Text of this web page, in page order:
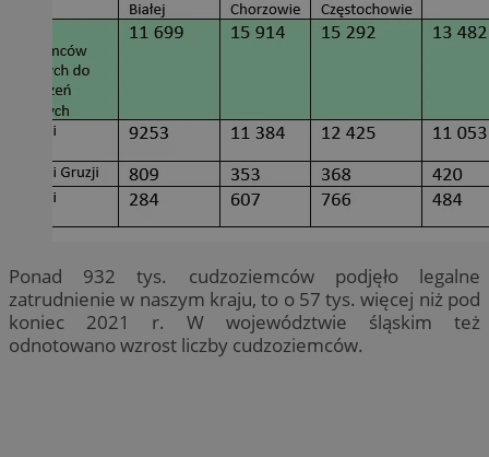
Ponad 932 tys. cudzoziemców podjęło legalne
zatrudnienie w naszym kraju, to o 57 tys. więcej niż pod
koniec 2021 r. W województwie śląskim też
odnotowano wzrost liczby cudzoziemców.